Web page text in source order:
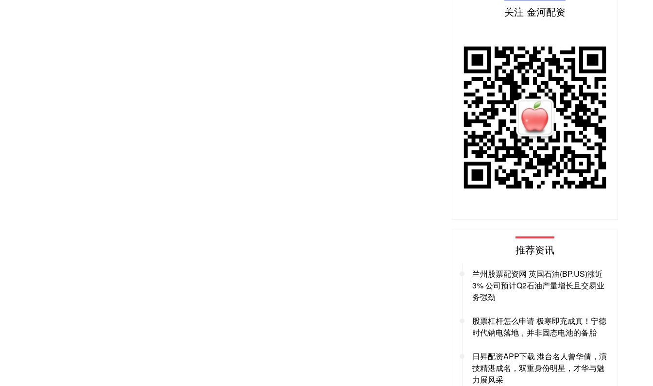
关注 金河配资
推荐资讯
兰州股票配资网 英国石油(BP.US)涨近
3% 公司预计Q2石油产量增长且交易业
务强劲
股票杠杆怎么申请 极寒即充成真！宁德
时代钠电落地，并非固态电池的备胎
日昇配资APP下载 港台名人曾华倩，演
技精湛成名，双重身份明星，才华与魅
力展风采